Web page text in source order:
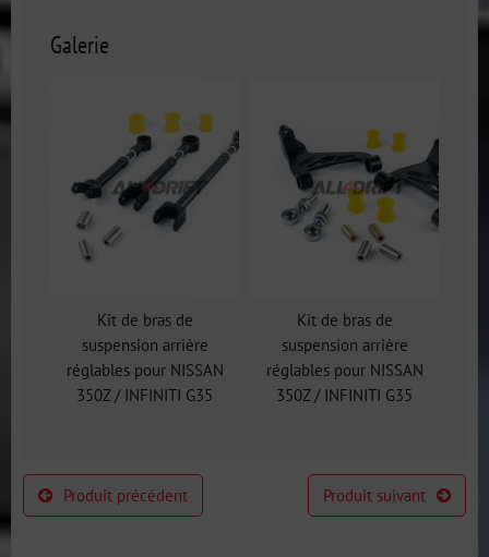
Galerie
Kit de bras de
suspension arrière
réglables pour NISSAN
350Z / INFINITI G35
Kit de bras de
suspension arrière
réglables pour NISSAN
350Z / INFINITI G35
Produit précédent Produit suivant